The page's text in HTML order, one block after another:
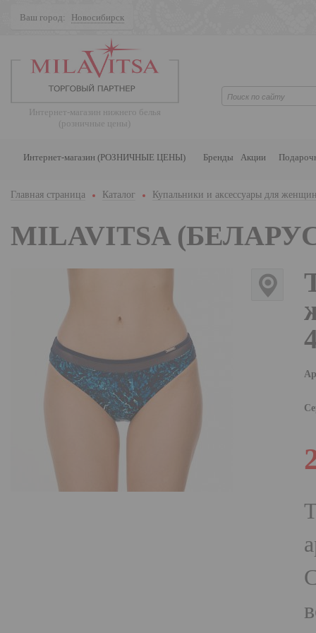
Ваш город: Новосибирск
Интернет-магазин нижнего белья
(розничные цены)
Интернет-магазин (РОЗНИЧНЫЕ ЦЕНЫ) Бренды Акции
Главная страница Каталог Купальники и аксессуары для
MILAVITSA